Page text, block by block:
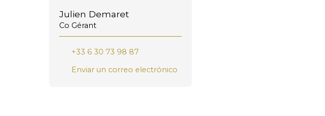
Julien Demaret
Co Gérant
+33 6 30 73 98 87
Enviar un correo electrónico